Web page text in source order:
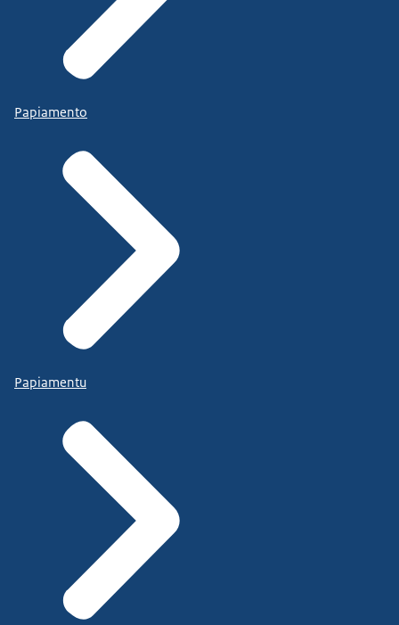
Papiamento
Papiamentu